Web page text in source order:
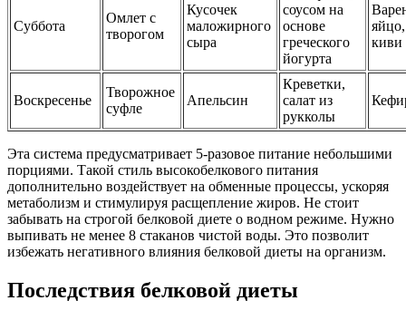
Суббота
Омлет с
творогом
Кусочек
маложирного
сыра
соусом на
основе
греческого
йогурта
яйцо,
киви
Воскресенье
Творожное
суфле
Апельсин
Креветки,
салат из
рукколы
Эта система предусматривает 5-разовое питание небольшими
порциями. Такой стиль высокобелкового питания
дополнительно воздействует на обменные процессы, ускоряя
метаболизм и стимулируя расщепление жиров. Не стоит
забывать на строгой белковой диете о водном режиме. Нужно
выпивать не менее 8 стаканов чистой воды. Это позволит
избежать негативного влияния белковой диеты на организм.
Последствия белковой диеты